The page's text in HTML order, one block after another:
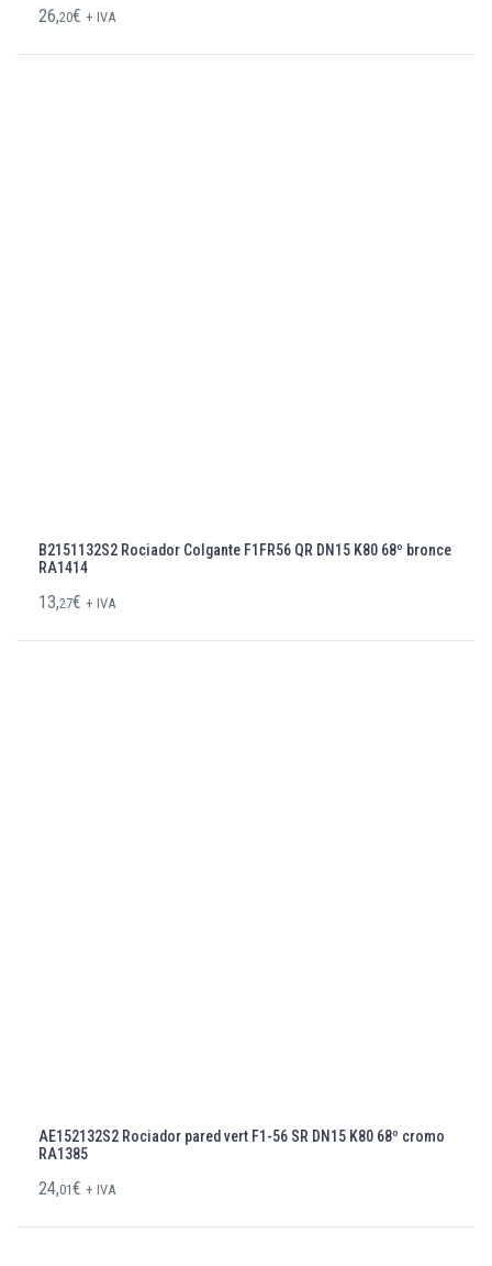
26,20€ + IVA
B2151132S2 Rociador Colgante F1FR56 QR DN15 K80 68º bronce
RA1414
13,27€ + IVA
AE152132S2 Rociador pared vert F1-56 SR DN15 K80 68º cromo
RA1385
24,01€ + IVA